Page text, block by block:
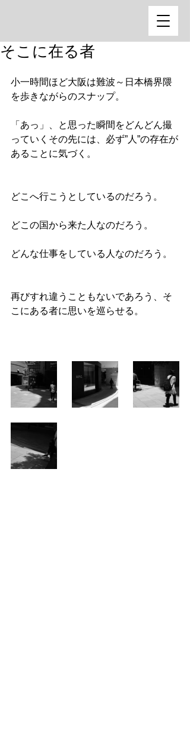
そこに在る者
小一時間ほど大阪は難波～日本橋界隈
を歩きながらのスナップ。
「あっ」、と思った瞬間をどんどん撮
っていくその先には、必ず”人”の存在が
あることに気づく。
どこへ行こうとしているのだろう。
どこの国から来た人なのだろう。
どんな仕事をしている人なのだろう。
再びすれ違うこともないであろう、そ
こにある者に思いを巡らせる。